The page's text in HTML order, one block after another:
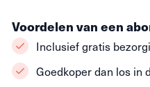
Voordelen van een
Inclusief gratis
Goedkoper dan los in